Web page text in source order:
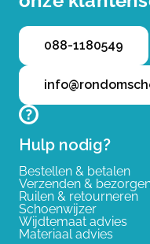
088-1180549
Hulp nodig?
Bestellen & betalen
Verzenden &
Ruilen & retourneren
Schoenwijzer
Wijdtemaat advies
Materiaal advies